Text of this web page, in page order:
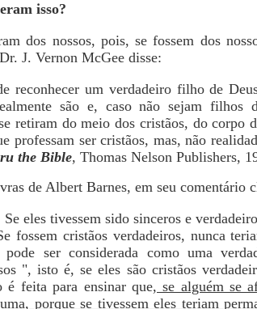
isso?
dos nossos, pois, se fossem dos
J. Vernon McGee disse:
reconhecer um verdadeiro filho de
são e, caso não sejam filhos
retiram do meio dos cristãos, do corpo
professam ser cristãos, mas, não
the Bible, Thomas Nelson Publishers,
de Albert Barnes, em seu comentário
Se eles tivessem sido sinceros e
fossem cristãos verdadeiros, nunca
ser considerada como uma
", isto é, se eles são cristãos
é feita para ensinar que, se alguém se
porque se tivessem eles teriam